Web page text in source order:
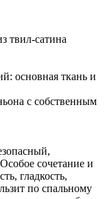
твил-сатина
основная ткань и
с собственным
сочетание и
гладкость,
по спальному